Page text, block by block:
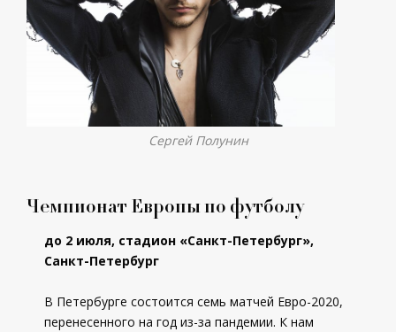
Сергей Полунин
Чемпионат Европы по футболу
до 2 июля, стадион «Санкт-Петербург»,
Санкт-Петербург
В Петербурге состоится семь матчей Евро-2020,
перенесенного на год из-за пандемии. К нам